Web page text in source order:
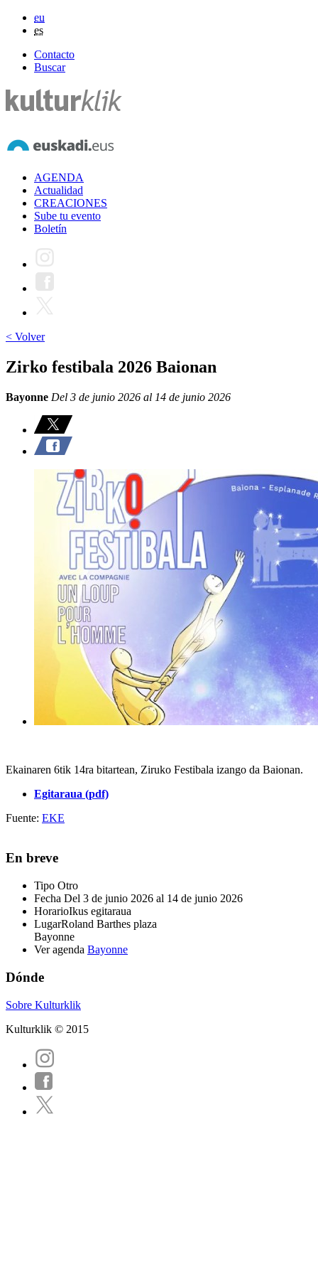
eu
es
Contacto
Buscar
AGENDA
Actualidad
CREACIONES
Sube tu evento
Boletín
< Volver
Zirko festibala 2026 Baionan
Bayonne Del 3 de junio 2026 al 14 de junio 2026
Ekainaren 6tik 14ra bitartean, Ziruko Festibala izango da Baionan.
Egitaraua (pdf)
Fuente: EKE
En breve
Tipo Otro
Fecha Del 3 de junio 2026 al 14 de junio 2026
HorarioIkus egitaraua
LugarRoland Barthes plaza
Bayonne
Ver agenda Bayonne
Dónde
Sobre Kulturklik
Kulturklik © 2015